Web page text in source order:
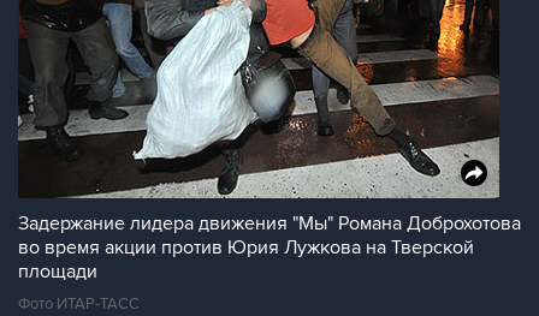
Задержание лидера движения "Мы" Романа Доброхотова
во время акции против Юрия Лужкова на Тверской
площади
Фото ИТАР-ТАСС